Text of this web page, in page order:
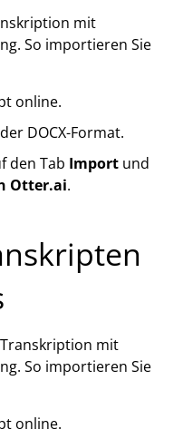
mit
So importieren Sie
online.
DOCX-Format.
den Tab Import und
Otter.ai.
mit
So importieren Sie
online.